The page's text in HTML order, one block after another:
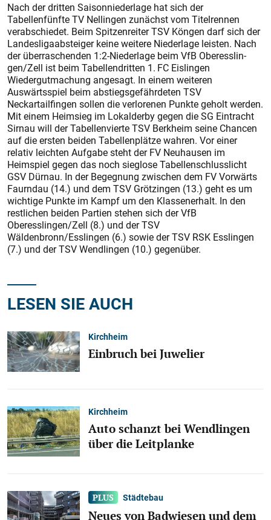
Nach der dritten Saisonniederlage hat sich der
Tabellenfünfte TV Nellingen zunächst vom Titelrennen
verabschiedet. Beim Spitzenreiter TSV Köngen darf sich der
Landesligaabsteiger keine weitere Niederlage leisten. Nach
der überraschenden 1:2-Niederlage beim VfB Oberess­lin­
gen/Zell ist beim Tabellendritten ­1. FC Eislingen
Wiedergutmachung angesagt. In einem weiteren
Auswärtsspiel beim abstiegsgefährdeten TSV
Neckartailfingen sollen die verlorenen Punkte geholt werden.
Mit einem Heimsieg im Lokalderby gegen die SG Eintracht
Sirnau will der Tabellenvierte TSV Berkheim seine Chancen
auf die ersten beiden Tabellenplätze wahren. Vor einer
relativ leichten Aufgabe steht der FV Neuhausen im
Heimspiel gegen das noch sieglose Tabellenschlusslicht
GSV Dürnau. In der Begegnung zwischen dem FV Vorwärts
Faurndau (14.) und dem TSV Grötzingen (13.) geht es um
wichtige Punkte im Kampf um den Klassenerhalt. In den
restlichen beiden Partien stehen sich der VfB
Oberesslingen/Zell (8.) und der TSV
Wäldenbronn/Esslingen (6.) sowie der TSV RSK Esslingen
(7.) und der TSV Wendlingen (10.) gegenüber.
LESEN SIE AUCH
Kirchheim
Einbruch bei Juwelier
Kirchheim
Auto schanzt bei Wendlingen
über die Leitplanke
Städtebau
Neues von Badwiesen und dem